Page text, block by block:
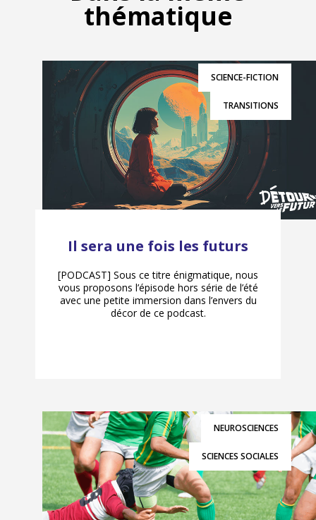
thématique
SCIENCE-FICTION
TRANSITIONS
Il sera une fois les futurs
[PODCAST] Sous ce titre énigmatique, nous
vous proposons l’épisode hors série de l’été
avec une petite immersion dans l’envers du
décor de ce podcast.
NEUROSCIENCES
SCIENCES SOCIALES